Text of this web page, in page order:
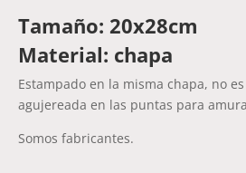
Tamaño: 20x28cm
Material: chapa
Estampado en la misma chapa, no
agujereada en las puntas para
Somos fabricantes.